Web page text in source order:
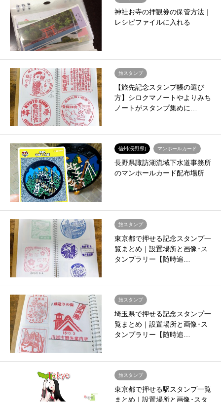
神社お寺の拝観券の保管方法｜
レシピファイルに入れる
旅スタンプ
【旅先記念スタンプ帳の選び
方】シロクマノートやよりみち
ノートがスタンプ集めに…
信州(長野県) マンホールカード
長野県諏訪湖流域下水道事務所
のマンホールカード配布場所
旅スタンプ
東京都で押せる記念スタンプ一
覧まとめ｜設置場所と画像･ス
タンプラリー【随時追…
旅スタンプ
埼玉県で押せる記念スタンプ一
覧まとめ｜設置場所と画像･ス
タンプラリー【随時追…
旅スタンプ
東京都で押せる駅スタンプ一覧
まとめ｜設置場所と画像･スタ